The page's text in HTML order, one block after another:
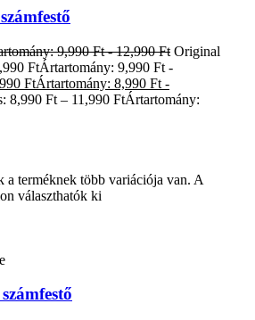
9,990 Ft - 12,990 Ft Original
FtÁrtartomány: 9,990 Ft -
FtÁrtartomány: 8,990 Ft -
8,990 Ft – 11,990 FtÁrtartomány:
a terméknek több variációja van. A
választhatók ki